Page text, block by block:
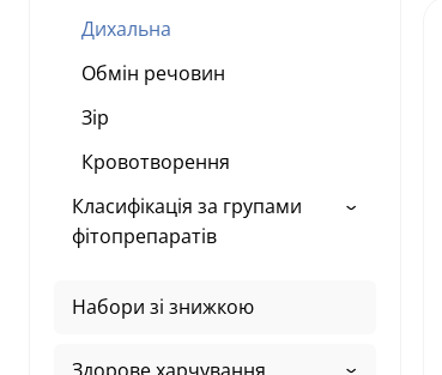
Дихальна
Обмін речовин
Зір
Кровотворення
Класифікація за групами
фітопрепаратів
Набори зі знижкою